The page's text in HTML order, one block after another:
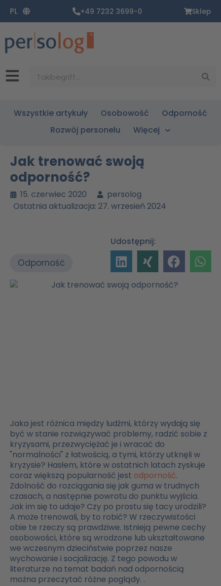
Inhalt
springen
PL +49 7232 3699-0 Sklep
Wszystkie artykuły Osobowość
Odporność
Rozwój personelu
Więcej
Jak trenować swoją
odporność?
15. czerwiec 2020
persolog
Ostatnia aktualizacja: 27. wrzesień 2024
Odporność
Udostępnij:
Jaka jest różnica między ludźmi, którzy wydają się
być w stanie rozwiązywać problemy, radzić sobie z
kryzysami, przezwyciężać je i wracać do
"normalności" z łatwością, a tymi, którzy utknęli w
kryzysie? Hasłem, które w ostatnich latach zyskuje
coraz większą popularność jest odporność.
Zdolność do rozciągania się jak guma w trudnych
czasach, a następnie powrotu do punktu wyjścia.
Jak im się to udaje? Czy po prostu się tacy urodzili?
A może trenowali, by to robić? W rzeczywistości
obie te rzeczy są prawdziwe. Istnieją pewne cechy
osobowości, które są wrodzone lub ukształtowane
we wczesnym dzieciństwie poprzez nasze
wychowanie i socjalizację. Z tego powodu w
literaturze na temat badań nad odpornością
można przeczytać różne poglądy. .